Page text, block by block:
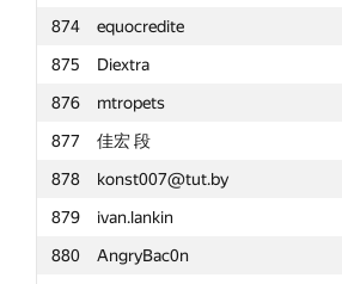
874
equocredite
875
Diextra
876
mtropets
877
佳宏 段
878
konst007@tut.by
879
ivan.lankin
880
AngryBac0n
851 andrey.khamukhin
852
zscoder
853
Максим Новиков
854
bit.yangxm
855
a.shafiee
856
андрей захаров
857
Griphon